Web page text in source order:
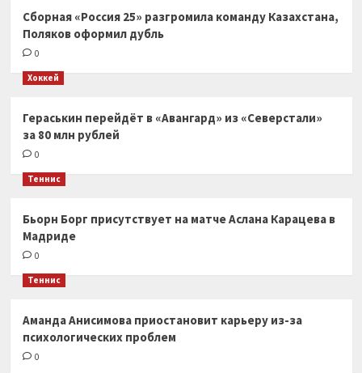
Сборная «Россия 25» разгромила команду Казахстана,
Поляков оформил дубль
0
Хоккей
Гераськин перейдёт в «Авангард» из «Северстали»
за 80 млн рублей
0
Теннис
Бьорн Борг присутствует на матче Аслана Карацева в
Мадриде
0
Теннис
Аманда Анисимова приостановит карьеру из-за
психологических проблем
0